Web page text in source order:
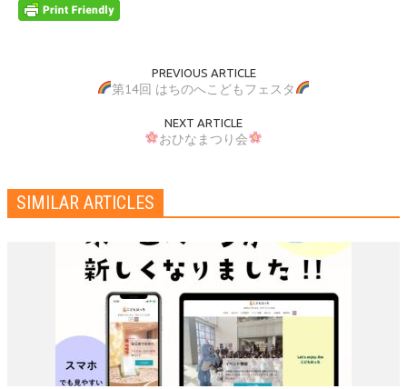
PREVIOUS ARTICLE
第14回 はちのへこどもフェスタ
NEXT ARTICLE
おひなまつり会
SIMILAR ARTICLES